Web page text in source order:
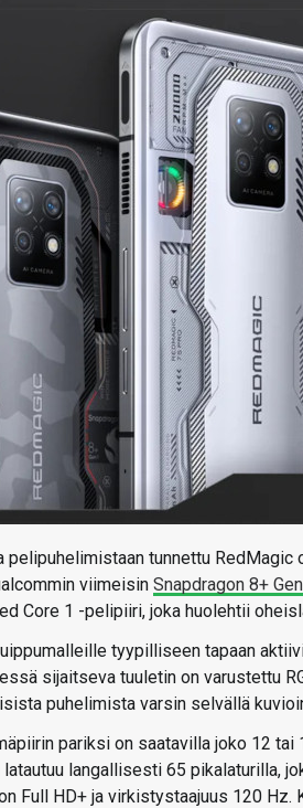
tunnettu
viimeisin Snapdragon 8+
Core 1 -pelipiiri, joka huolehtii
tyypilliseen tapaan
sijaitseva tuuletin on varustettu
puhelimista varsin selvällä
pariksi on saatavilla joko 12
latautuu langallisesti 65 pikalaturilla,
Full HD+ ja virkistystaajuus 120